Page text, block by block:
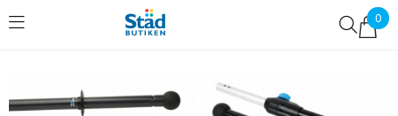
0
Favoriter (0)